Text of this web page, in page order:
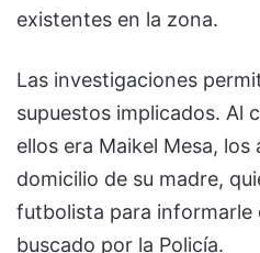
existentes en la zona.
Las investigaciones
supuestos implicados. Al
ellos era Maikel Mesa,
domicilio de su madre,
futbolista para informarle
buscado por la Policía.